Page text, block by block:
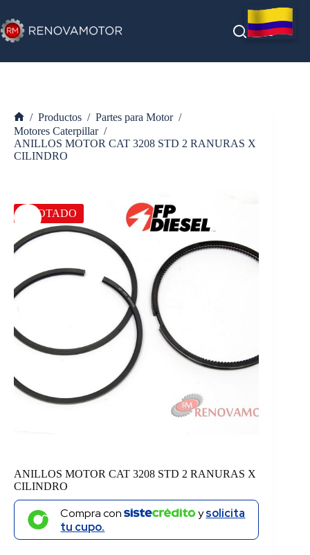
al
contenido
Inicio
/ Productos / Partes para Motor /
Motores Caterpillar /
ANILLOS MOTOR CAT 3208 STD 2 RANURAS X
CILINDRO
AGOTADO
ANILLOS MOTOR CAT 3208 STD 2 RANURAS X
CILINDRO
Compra con ysolicita
tu cupo.